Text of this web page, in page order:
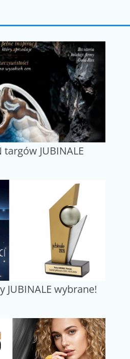
targów JUBINALE
JUBINALE wybrane!